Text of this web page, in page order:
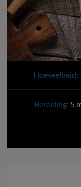
Hoeveelheid:
Bereiding: 5